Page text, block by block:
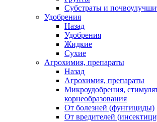
Субстраты и
Удобрения
Назад
Удобрения
Жидкие
Сухие
Агрохимия, препараты
Назад
Агрохимия, препараты
Микроудобрения,
корнеобразования
От болезней (фунгициды)
От вредителей